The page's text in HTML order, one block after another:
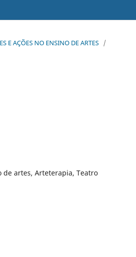
E AÇÕES NO ENSINO DE ARTES /
de artes, Arteterapia, Teatro